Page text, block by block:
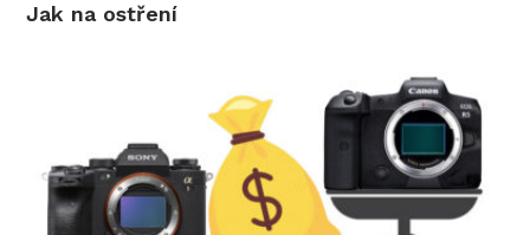
Jak na ostření